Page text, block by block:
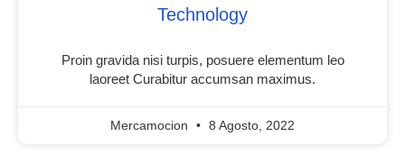
Technology
Proin gravida nisi turpis, posuere elementum leo
laoreet Curabitur accumsan maximus.
Mercamocion 8 Agosto, 2022